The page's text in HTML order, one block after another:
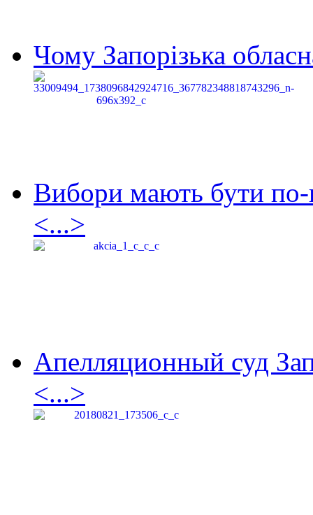
Чому Запорізька
Вибори мають бути по-
<...>
Апелляционный суд
<...>